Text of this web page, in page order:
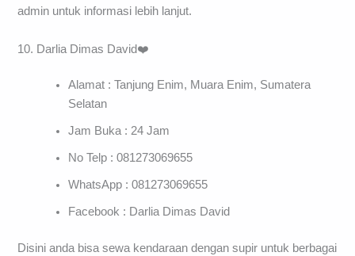
admin untuk informasi lebih lanjut.
10. Darlia Dimas David❤️
Alamat : Tanjung Enim, Muara Enim, Sumatera
Selatan
Jam Buka : 24 Jam
No Telp : 081273069655
WhatsApp : 081273069655
Facebook : Darlia Dimas David
Disini anda bisa sewa kendaraan dengan supir untuk berbagai